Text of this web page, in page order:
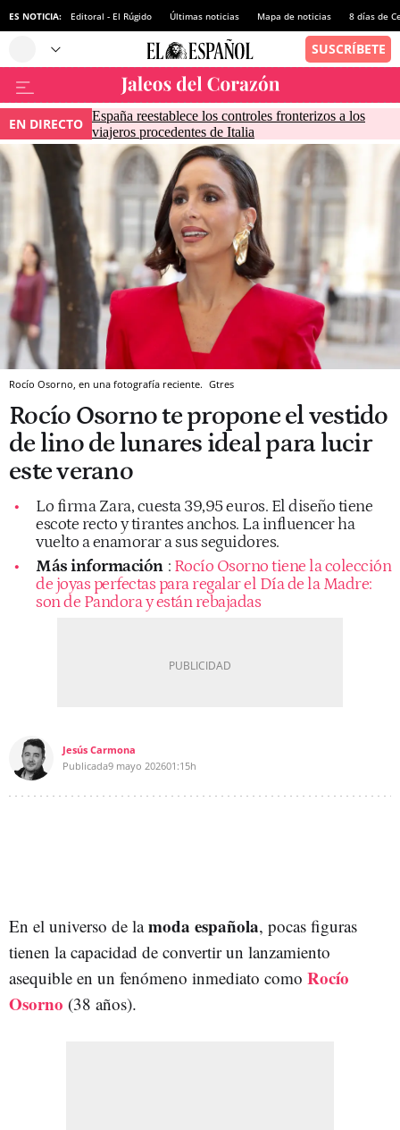
ES NOTICIA: Editoral - El Rúgido Últimas noticias Mapa de noticias 8 días de
EN DIRECTO España reestablece los controles fronterizos a los
viajeros procedentes de Italia
Rocío Osorno, en una fotografía reciente. Gtres
Rocío Osorno te propone el vestido
de lino de lunares ideal para lucir
este verano
Lo firma Zara, cuesta 39,95 euros. El diseño tiene
escote recto y tirantes anchos. La influencer ha
vuelto a enamorar a sus seguidores.
Más información : Rocío Osorno tiene la colección
de joyas perfectas para regalar el Día de la Madre:
son de Pandora y están rebajadas
Jesús Carmona
Publicada9 mayo 202601:15h
En el universo de lamoda española, pocas figuras
tienen la capacidad de convertir un lanzamiento
asequible en un fenómeno inmediato como Rocío
Osorno (38 años).